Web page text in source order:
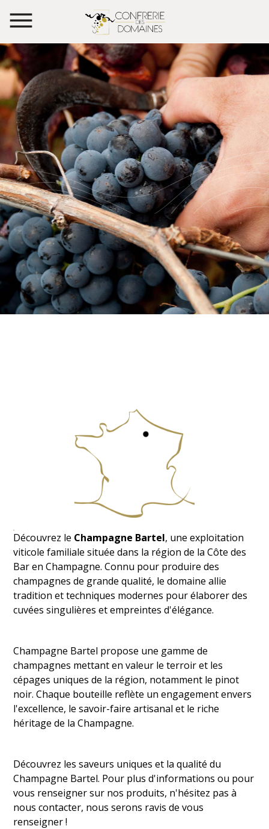
Découvrez le Champagne Bartel, une exploitation
viticole familiale située dans la région de la Côte des
Bar en Champagne. Connu pour produire des
champagnes de grande qualité, le domaine allie
tradition et techniques modernes pour élaborer des
cuvées singulières et empreintes d'élégance.
‍Champagne Bartel propose une gamme de
champagnes mettant en valeur le terroir et les
cépages uniques de la région, notamment le pinot
noir. Chaque bouteille reflète un engagement envers
l'excellence, le savoir-faire artisanal et le riche
héritage de la Champagne.
Découvrez les saveurs uniques et la qualité du
Champagne Bartel. Pour plus d'informations ou pour
vous renseigner sur nos produits, n'hésitez pas à
nous contacter, nous serons ravis de vous
renseigner !